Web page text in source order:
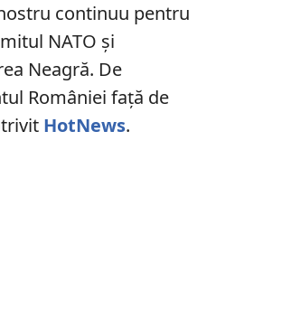
continuu pentru
NATO și
Neagră. De
României față de
HotNews.